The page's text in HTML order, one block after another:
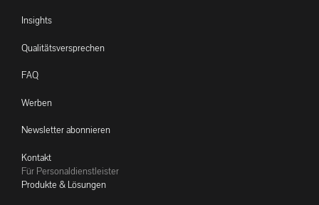
Insights
Qualitätsversprechen
FAQ
Werben
Newsletter abonnieren
Kontakt
Für Personaldienstleister
Produkte & Lösungen